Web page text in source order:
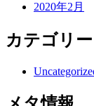
2020年2月
カテゴリー